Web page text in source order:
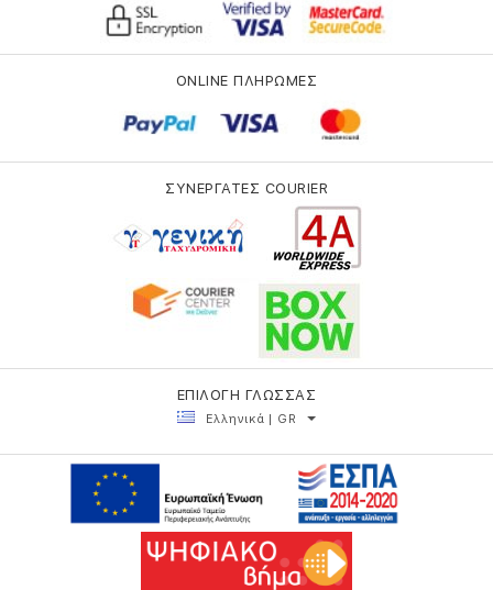
ONLINE ΠΛΗΡΩΜΕΣ
ΣΥΝΕΡΓΑΤΕΣ COURIER
ΕΠΙΛΟΓΗ ΓΛΩΣΣΑΣ
Ελληνικά | GR